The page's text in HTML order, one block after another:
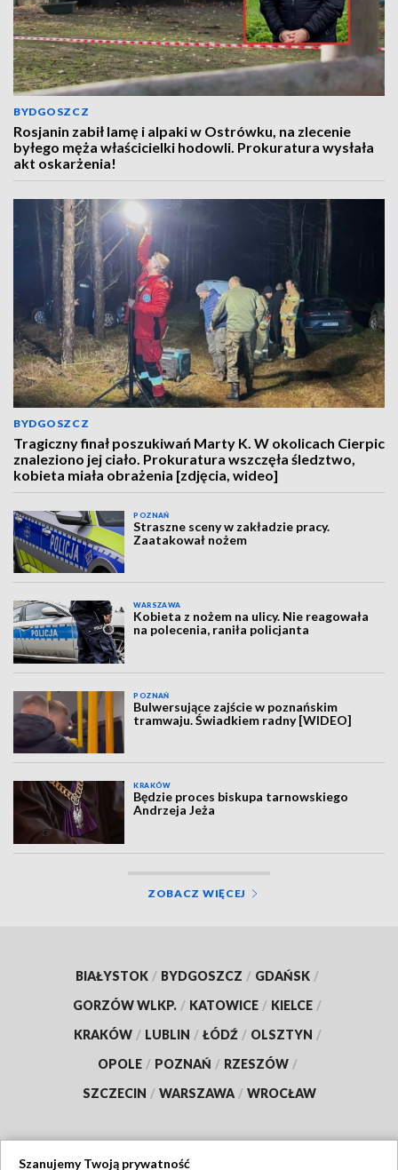
BYDGOSZCZ
Rosjanin zabił lamę i alpaki w Ostrówku, na zlecenie
byłego męża właścicielki hodowli. Prokuratura wysłała
akt oskarżenia!
BYDGOSZCZ
Tragiczny finał poszukiwań Marty K. W okolicach Cierpic
znaleziono jej ciało. Prokuratura wszczęła śledztwo,
kobieta miała obrażenia [zdjęcia, wideo]
POZNAŃ
Straszne sceny w zakładzie pracy.
Zaatakował nożem
WARSZAWA
Kobieta z nożem na ulicy. Nie reagowała
na polecenia, raniła policjanta
POZNAŃ
Bulwersujące zajście w poznańskim
tramwaju. Świadkiem radny [WIDEO]
KRAKÓW
Będzie proces biskupa tarnowskiego
Andrzeja Jeża
ZOBACZ WIĘCEJ
BIAŁYSTOK / BYDGOSZCZ / GDAŃSK /
GORZÓW WLKP. / KATOWICE / KIELCE /
KRAKÓW / LUBLIN / ŁÓDŹ / OLSZTYN /
OPOLE / POZNAŃ / RZESZÓW /
SZCZECIN / WARSZAWA / WROCŁAW
Szanujemy Twoją prywatność